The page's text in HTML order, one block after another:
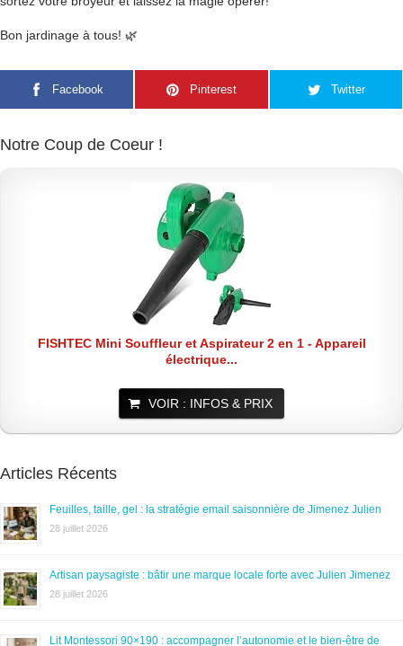
Bon jardinage à tous! 🌿
Facebook Pinterest Twitter
Notre Coup de Coeur !
FISHTEC Mini Souffleur et Aspirateur 2 en 1 - Appareil
électrique...
VOIR : INFOS & PRIX
Articles Récents
Feuilles, taille, gel : la stratégie email saisonnière de Jimenez Julien
28 juillet 2026
Artisan paysagiste : bâtir une marque locale forte avec Julien Jimenez
28 juillet 2026
Lit Montessori 90×190 : accompagner l’autonomie et le bien-être de